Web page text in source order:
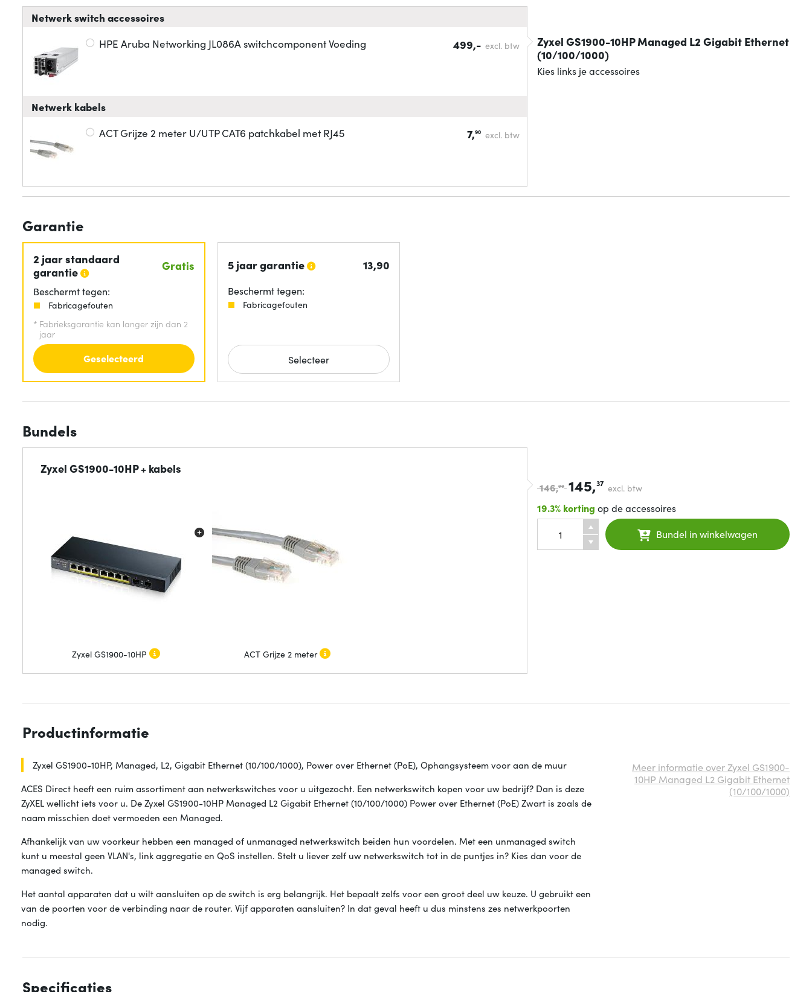
Netwerk switch accessoires
HPE Aruba Networking JL086A switchcomponent Voeding 499,- excl. btw
Netwerk kabels
ACT Grijze 2 meter U/UTP CAT6 patchkabel met RJ45 7,90 excl. btw
Zyxel GS1900-10HP Managed L2 Gigabit Ethernet
(10/100/1000)
Kies links je accessoires
Garantie
2 jaar standaard
garantie
Gratis
Beschermt tegen:
Fabricagefouten
* Fabrieksgarantie kan langer zijn dan 2
jaar
Geselecteerd
5 jaar garantie 13,90
Beschermt tegen:
Fabricagefouten
Selecteer
Bundels
Zyxel GS1900-10HP + kabels
Zyxel GS1900-10HP ACT Grijze 2 meter
146,90 145,37 excl. btw
19.3% korting op de accessoires
Bundel in winkelwagen
Productinformatie
Zyxel GS1900-10HP, Managed, L2, Gigabit Ethernet (10/100/1000), Power over Ethernet (PoE), Ophangsysteem voor aan de muur
ACES Direct heeft een ruim assortiment aan netwerkswitches voor u uitgezocht. Een netwerkswitch kopen voor uw bedrijf? Dan is deze
ZyXEL wellicht iets voor u. De Zyxel GS1900-10HP Managed L2 Gigabit Ethernet (10/100/1000) Power over Ethernet (PoE) Zwart is zoals de
naam misschien doet vermoeden een Managed.
Afhankelijk van uw voorkeur hebben een managed of unmanaged netwerkswitch beiden hun voordelen. Met een unmanaged switch
kunt u meestal geen VLAN's, link aggregatie en QoS instellen. Stelt u liever zelf uw netwerkswitch tot in de puntjes in? Kies dan voor de
managed switch.
Het aantal apparaten dat u wilt aansluiten op de switch is erg belangrijk. Het bepaalt zelfs voor een groot deel uw keuze. U gebruikt een
van de poorten voor de verbinding naar de router. Vijf apparaten aansluiten? In dat geval heeft u dus minstens zes netwerkpoorten
nodig.
Meer informatie over Zyxel GS1900-
10HP Managed L2 Gigabit Ethernet
(10/100/1000)
Specificaties